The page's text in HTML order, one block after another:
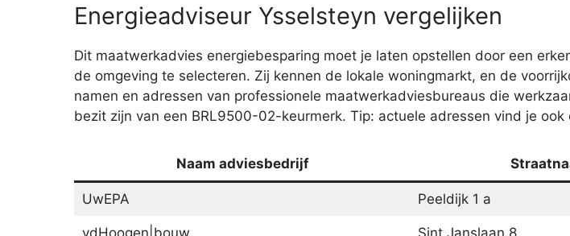
Energieadviseur Ysselsteyn vergelijken
Dit maatwerkadvies energiebesparing moet je laten opstellen door een
de omgeving te selecteren. Zij kennen de lokale woningmarkt, en de
namen en adressen van professionele maatwerkadviesbureaus die
bezit zijn van een BRL9500-02-keurmerk. Tip: actuele adressen vind je
Naam adviesbedrijf
UwEPA Peeldijk 1 a